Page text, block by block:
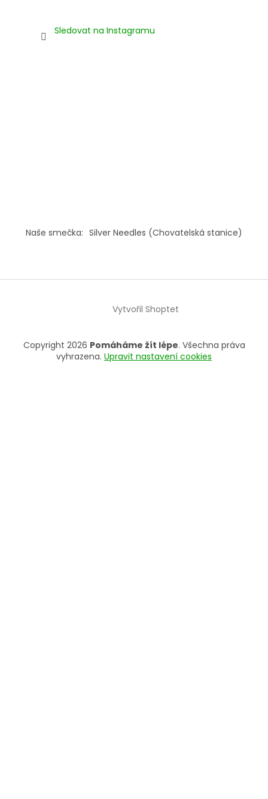
Sledovat na Instagramu
Naše smečka: Silver Needles (Chovatelská stanice)
Vytvořil Shoptet
Copyright 2026 Pomáháme žít lépe. Všechna práva
vyhrazena. Upravit nastavení cookies